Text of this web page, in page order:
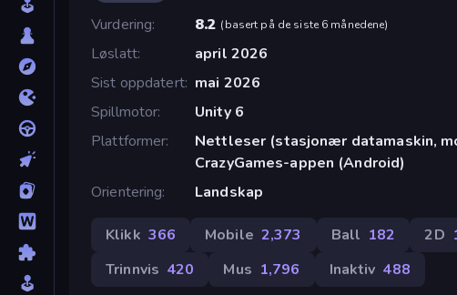
Vurdering
8.2 (basert på de siste 6 månedene)
Løslatt
april 2026
Sist oppdatert mai 2026
Spillmotor
Unity 6
Plattformer
Nettleser (stasjonær datamaskin,
CrazyGames-appen (Android)
Orientering
Landskap
Klikk 366 Mobile 2,373 Ball 182 2D
Trinnvis 420 Mus 1,796 Inaktiv 488